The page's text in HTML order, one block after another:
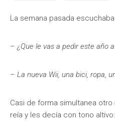
La semana pasada
– ¿Que le vas a pedir este año
– La nueva Wii, una bici, ropa,
Casi de forma simultanea
reía y les decía con tono altivo: